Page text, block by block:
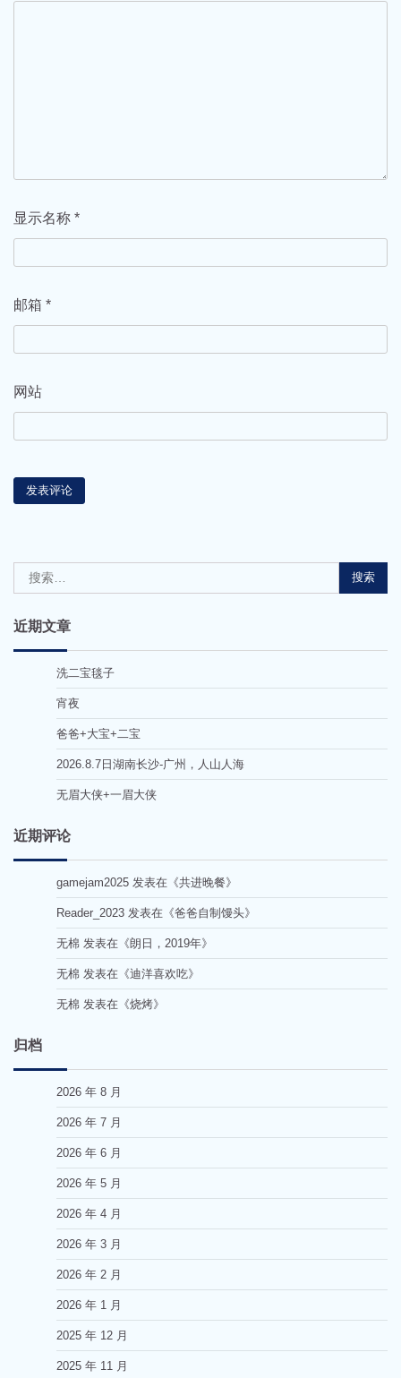
显示名称 *
邮箱 *
网站
索：
近期文章
洗二宝毯子
宵夜
爸爸+大宝+二宝
2026.8.7日湖南长沙-广州，人山人海
无眉大侠+一眉大侠
近期评论
gamejam2025 发表在《共进晚餐》
Reader_2023 发表在《爸爸自制馒头》
无棉 发表在《朗日，2019年》
无棉 发表在《迪洋喜欢吃》
无棉 发表在《烧烤》
归档
2026 年 8 月
2026 年 7 月
2026 年 6 月
2026 年 5 月
2026 年 4 月
2026 年 3 月
2026 年 2 月
2026 年 1 月
2025 年 12 月
2025 年 11 月